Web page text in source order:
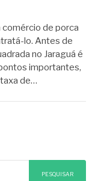
comércio de porca
lo. Antes de
no Jaraguá é
importantes,
de…
PESQUISAR